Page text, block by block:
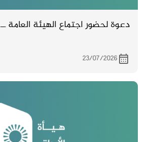
دعوة لحضور اجتماع الهيئة العامة ــ
23/07/2026